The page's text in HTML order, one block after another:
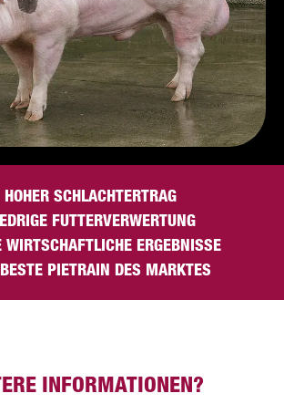
HOHER SCHLACHTERTRAG
FUTTERVERWERTUNG
WIRTSCHAFTLICHE ERGEBNISSE
PIETRAIN DES MARKTES
INFORMATIONEN?